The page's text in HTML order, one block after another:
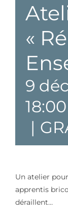
«
9
18:00
|
Un atelier
apprentis
déraillent…